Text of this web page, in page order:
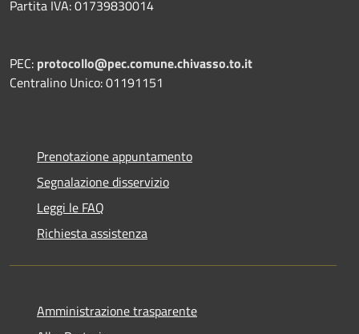
Partita IVA: 01739830014
PEC: protocollo@pec.comune.chivasso.to.it
Centralino Unico: 01191151
Prenotazione appuntamento
Segnalazione disservizio
Leggi le FAQ
Richiesta assistenza
Amministrazione trasparente